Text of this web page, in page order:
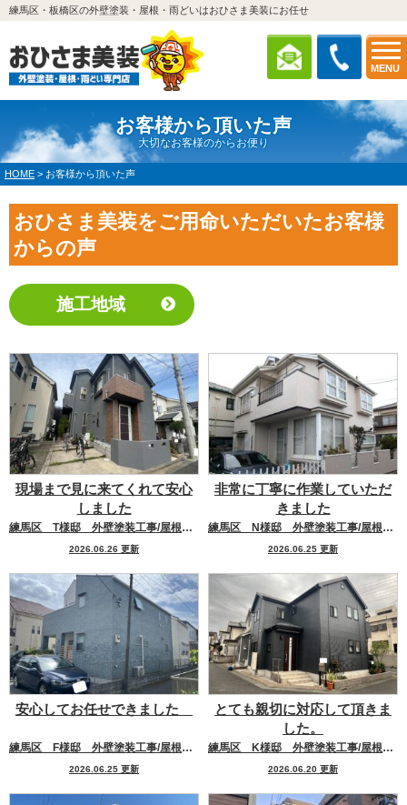
MENU
練馬区・板橋区の外壁塗装・屋根・雨どいはおひさま美装にお任せ
お客様から頂いた声
大切なお客様のからお便り
HOME > お客様から頂いた声
おひさま美装をご用命いただいたお客様
からの声
施工地域
現場まで見に来てくれて安心
しました
練馬区 T様邸 外壁塗装工事/屋根塗装工事
2026.06.26 更新
非常に丁寧に作業していただ
きました
練馬区 N様邸 外壁塗装工事/屋根塗装工事
2026.06.25 更新
安心してお任せできました
練馬区 F様邸 外壁塗装工事/屋根塗装工事
2026.06.25 更新
とても親切に対応して頂きま
した。
練馬区 K様邸 外壁塗装工事/屋根塗装工事
2026.06.20 更新